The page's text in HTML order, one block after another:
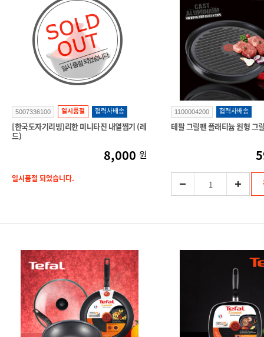
5007336100 일시품절 협력사배송
[한국도자기리빙]리한 미니타진 내열찜기 (레
드)
8,000 원
일시품절 되었습니다.
1100004200 협력사배송
테팔 그릴팬 플래티늄 원형 그